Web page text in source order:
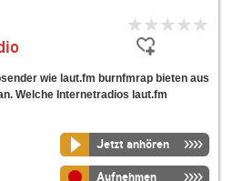
wie laut.fm burnfmrap bieten aus
Welche Internetradios laut.fm
Jetzt anhören
Aufnehmen